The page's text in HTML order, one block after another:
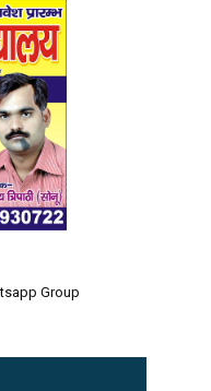
Group